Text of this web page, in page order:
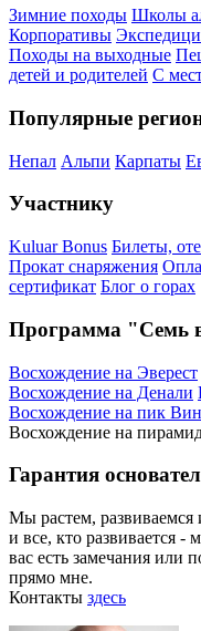
Зимние походы Школы
Корпоративы
Походы на выходные
детей и родителей С
Популярные
Непал Альпи Карпаты
Участнику
Kuluar Bonus Билеты,
Прокат снаряжения
сертификат Блог о горах
Программа "Семь
Восхождение на Эверест
Восхождение на Денали
Восхождение на пик
Восхождение на
Гарантия
Мы растем,
и все, кто развивается
вас есть замечания или
прямо мне.
Контакты здесь